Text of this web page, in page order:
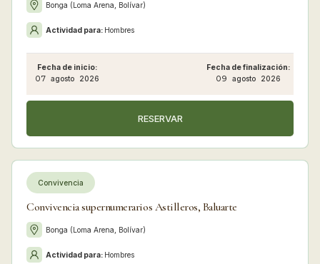
Bonga (Loma Arena, Bolívar)
Actividad para: Hombres
Fecha de inicio:
07 agosto 2026
Fecha de finalización:
09 agosto 2026
RESERVAR
Convivencia
Convivencia supernumerarios Astilleros, Baluarte
Bonga (Loma Arena, Bolívar)
Actividad para: Hombres